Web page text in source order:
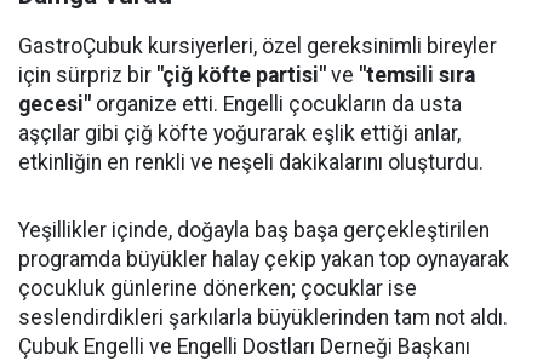
GastroÇubuk kursiyerleri, özel gereksinimli bireyler
için sürpriz bir "çiğ köfte partisi" ve "temsili sıra
gecesi" organize etti. Engelli çocukların da usta
aşçılar gibi çiğ köfte yoğurarak eşlik ettiği anlar,
etkinliğin en renkli ve neşeli dakikalarını oluşturdu.
Yeşillikler içinde, doğayla baş başa gerçekleştirilen
programda büyükler halay çekip yakan top oynayarak
çocukluk günlerine dönerken; çocuklar ise
seslendirdikleri şarkılarla büyüklerinden tam not aldı.
Çubuk Engelli ve Engelli Dostları Derneği Başkanı